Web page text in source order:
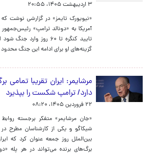
۳ اردیبهشت ۱۴۰۵، ۲۰:۵۵
«نیویورک تایمز» در گزارشی نوشت
آمریکا به «دونالد ترامپ»
تایید کنگره تا ۶۰ روز
گزینه‌های او برای ادامه این جنگ
مرشایمر: ایران تقریبا تمامی
دارد/ ترامپ شکست را بپذیرد
۲۲ فروردین ۱۴۰۵، ۰۸:۲۰
«جان مرشایمر» متفکر برجسته روابط
شیکاگو و یکی از کارشناسان مطرح در
بین‌الملل روز جمعه عنوان کرد که
برگ‌های برنده می‌تواند در هر پله